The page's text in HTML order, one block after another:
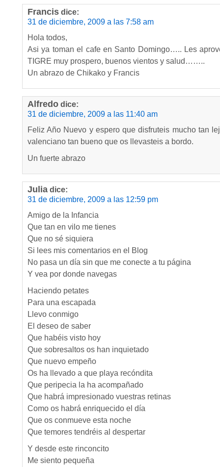
Francis dice:
31 de diciembre, 2009 a las 7:58 am
Hola todos,
Asi ya toman el cafe en Santo Domingo….. Les
TIGRE muy prospero, buenos vientos y salud……..
Un abrazo de Chikako y Francis
Alfredo dice:
31 de diciembre, 2009 a las 11:40 am
Feliz Año Nuevo y espero que disfruteis mucho tan
valenciano tan bueno que os llevasteis a bordo.
Un fuerte abrazo
Julia dice:
31 de diciembre, 2009 a las 12:59 pm
Amigo de la Infancia
Que tan en vilo me tienes
Que no sé siquiera
Si lees mis comentarios en el Blog
No pasa un día sin que me conecte a tu página
Y vea por donde navegas
Haciendo petates
Para una escapada
Llevo conmigo
El deseo de saber
Que habéis visto hoy
Que sobresaltos os han inquietado
Que nuevo empeño
Os ha llevado a que playa recóndita
Que peripecia la ha acompañado
Que habrá impresionado vuestras retinas
Como os habrá enriquecido el día
Que os conmueve esta noche
Que temores tendréis al despertar
Y desde este rinconcito
Me siento pequeña